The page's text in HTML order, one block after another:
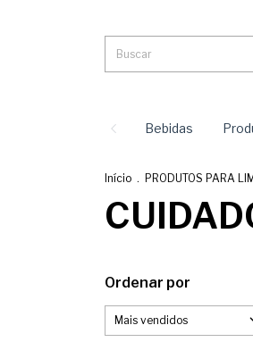
Bebidas
Início . PRODUTOS PARA
Ordenar por